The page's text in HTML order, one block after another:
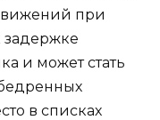
при
задержке
и может стать
в списках